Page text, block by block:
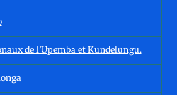
de l’Upemba et Kundelungu.